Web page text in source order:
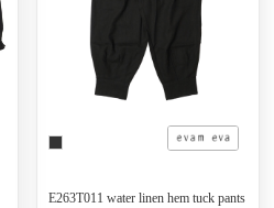
E263T011 water linen hem tuck pants